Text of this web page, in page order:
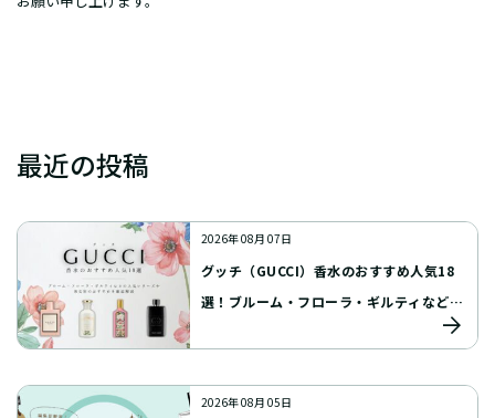
最近の投稿
2026年 08月 07日
グッチ（GUCCI）香水のおすすめ人気18
選！ブルーム・フローラ・ギルティなどの
人気シリーズや男女別のおすすめを徹底解
2026年 08月 05日